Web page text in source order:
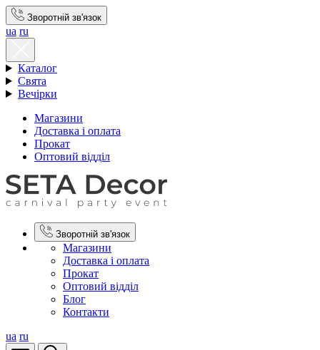
Зворотній зв'язок
ua ru
Каталог
Свята
Вечірки
Магазини
Доставка і оплата
Прокат
Оптовий відділ
Зворотній зв'язок
Магазини
Доставка і оплата
Прокат
Оптовий відділ
Блог
Контакти
ua ru